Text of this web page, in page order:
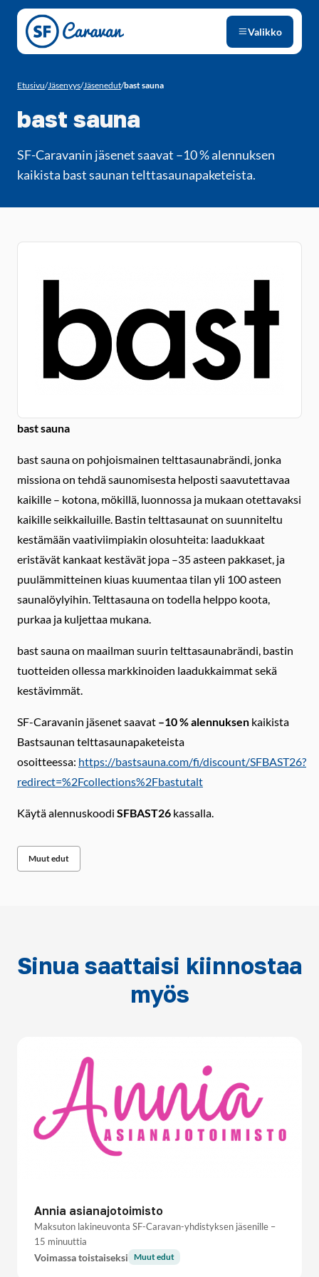
Siirry sivun sisältöön
Valikko
Etusivu/Jäsenyys/Jäsenedut/bast sauna
bast sauna
SF-Caravanin jäsenet saavat –10 % alennuksen
kaikista bast saunan telttasaunapaketeista.
bast sauna
bast sauna on pohjoismainen telttasaunabrändi, jonka
missiona on tehdä saunomisesta helposti saavutettavaa
kaikille – kotona, mökillä, luonnossa ja mukaan otettavaksi
kaikille seikkailuille. Bastin telttasaunat on suunniteltu
kestämään vaativiimpiakin olosuhteita: laadukkaat
eristävät kankaat kestävät jopa –35 asteen pakkaset, ja
puulämmitteinen kiuas kuumentaa tilan yli 100 asteen
saunalöylyihin. Telttasauna on todella helppo koota,
purkaa ja kuljettaa mukana.
bast sauna on maailman suurin telttasaunabrändi, bastin
tuotteiden ollessa markkinoiden laadukkaimmat sekä
kestävimmät.
SF-Caravanin jäsenet saavat –10 % alennuksen kaikista
Bastsaunan telttasaunapaketeista
osoitteessa: https://bastsauna.com/fi/discount/SFBAST26?
redirect=%2Fcollections%2Fbastutalt
Käytä alennuskoodi SFBAST26 kassalla.
Muut edut
Sinua saattaisi kiinnostaa
myös
Annia asianajotoimisto
Maksuton lakineuvonta SF-Caravan-yhdistyksen jäsenille –
15 minuuttia
Voimassa toistaiseksi Muut edut